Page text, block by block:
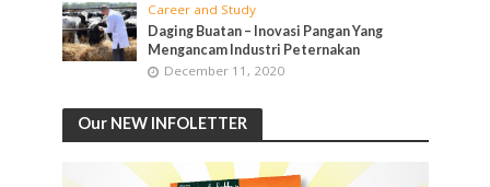
Career and Study
Daging Buatan – Inovasi Pangan Yang
Mengancam Industri Peternakan
December 11, 2020
Our NEW INFOLETTER